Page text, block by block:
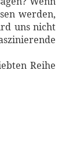
werden,
uns nicht
Reihe